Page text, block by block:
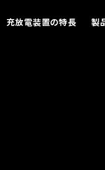
充放電装置の特長 製